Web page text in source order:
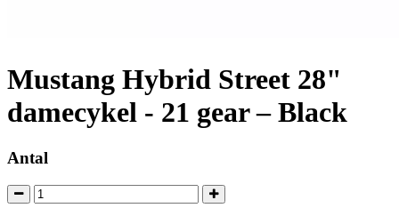
Mustang Hybrid Street 28"
damecykel - 21 gear – Black
Antal